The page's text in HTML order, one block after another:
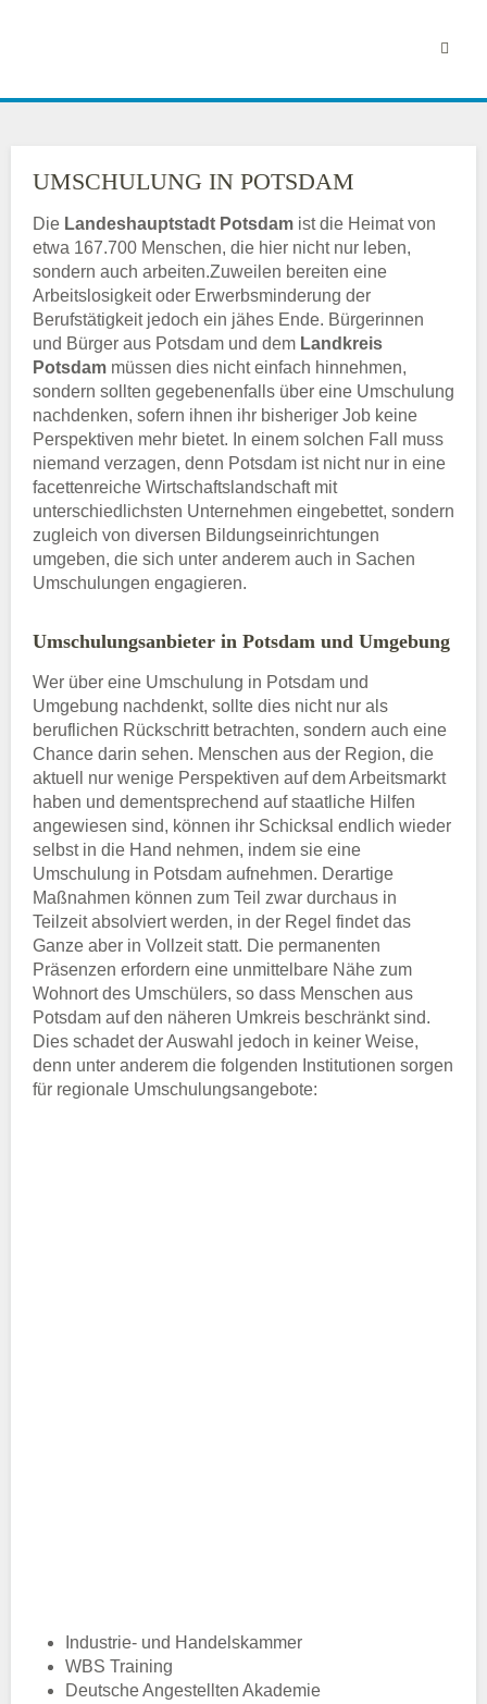
UMSCHULUNG IN POTSDAM
Die Landeshauptstadt Potsdam ist die Heimat von
etwa 167.700 Menschen, die hier nicht nur leben,
sondern auch arbeiten.Zuweilen bereiten eine
Arbeitslosigkeit oder Erwerbsminderung der
Berufstätigkeit jedoch ein jähes Ende. Bürgerinnen
und Bürger aus Potsdam und dem Landkreis
Potsdam müssen dies nicht einfach hinnehmen,
sondern sollten gegebenenfalls über eine Umschulung
nachdenken, sofern ihnen ihr bisheriger Job keine
Perspektiven mehr bietet. In einem solchen Fall muss
niemand verzagen, denn Potsdam ist nicht nur in eine
facettenreiche Wirtschaftslandschaft mit
unterschiedlichsten Unternehmen eingebettet, sondern
zugleich von diversen Bildungseinrichtungen
umgeben, die sich unter anderem auch in Sachen
Umschulungen engagieren.
Umschulungsanbieter in Potsdam und Umgebung
Wer über eine Umschulung in Potsdam und
Umgebung nachdenkt, sollte dies nicht nur als
beruflichen Rückschritt betrachten, sondern auch eine
Chance darin sehen. Menschen aus der Region, die
aktuell nur wenige Perspektiven auf dem Arbeitsmarkt
haben und dementsprechend auf staatliche Hilfen
angewiesen sind, können ihr Schicksal endlich wieder
selbst in die Hand nehmen, indem sie eine
Umschulung in Potsdam aufnehmen. Derartige
Maßnahmen können zum Teil zwar durchaus in
Teilzeit absolviert werden, in der Regel findet das
Ganze aber in Vollzeit statt. Die permanenten
Präsenzen erfordern eine unmittelbare Nähe zum
Wohnort des Umschülers, so dass Menschen aus
Potsdam auf den näheren Umkreis beschränkt sind.
Dies schadet der Auswahl jedoch in keiner Weise,
denn unter anderem die folgenden Institutionen sorgen
für regionale Umschulungsangebote:
Industrie- und Handelskammer
WBS Training
Deutsche Angestellten Akademie